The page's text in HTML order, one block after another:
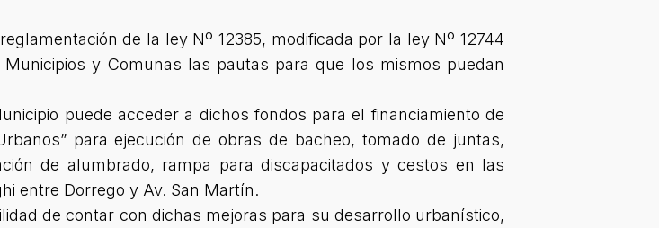
de la ley Nº 12385, modificada por la ley Nº 12744
y Comunas las pautas para que los mismos puedan
puede acceder a dichos fondos para el financiamiento de
para ejecución de obras de bacheo, tomado de juntas,
de alumbrado, rampa para discapacitados y cestos en las
entre Dorrego y Av. San Martín.
de contar con dichas mejoras para su desarrollo urbanístico,